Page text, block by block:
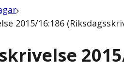
2015/16:186